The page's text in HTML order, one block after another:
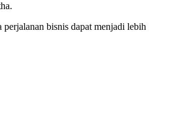
bisnis dapat menjadi lebih